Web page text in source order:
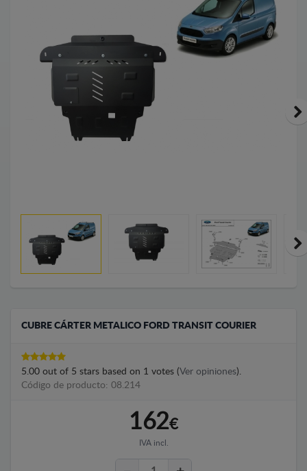
CUBRE CÁRTER METALICO FORD TRANSIT COURIER
5.00 out of 5 stars based on 1 votes (Ver opiniones).
Código de producto: 08.214
162€
IVA incl.